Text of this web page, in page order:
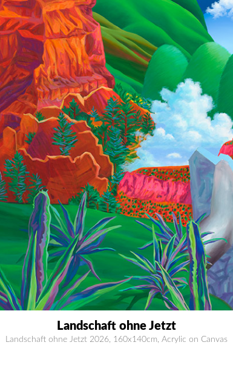
Landschaft ohne Jetzt
Landschaft ohne Jetzt 2026, 160x140cm, Acrylic on Canvas